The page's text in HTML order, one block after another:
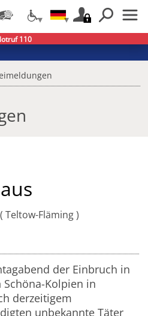
Teltow-Fläming
der Einbruch in
Kolpien in
derzeitigem
unbekannte Täter
110